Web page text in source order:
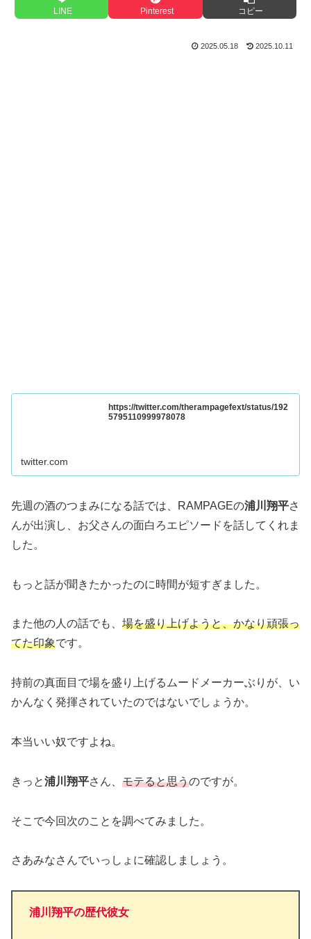
LINE Pinterest コピー
2025.05.18 2025.10.11
https://twitter.com/therampagefext/status/192
5795110999978078
twitter.com
先週の酒のつまみになる話では、RAMPAGEの浦川翔平さ
んが出演し、お父さんの面白ろエピソードを話してくれま
した。
もっと話が聞きたかったのに時間が短すぎました。
また他の人の話でも、 場を盛り上げようと、かなり頑張っ
てた印象です。
持前の真面目で場を盛り上げるムードメーカーぶりが、い
かんなく発揮されていたのではないでしょうか。
本当いい奴ですよね。
きっと浦川翔平さん、 モテると思うのですが。
そこで今回次のことを調べてみました。
さあみなさんでいっしょに確認しましょう。
浦川翔平の歴代彼女